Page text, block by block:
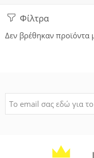
Φίλτρα
Δεν βρέθηκαν προϊόντα